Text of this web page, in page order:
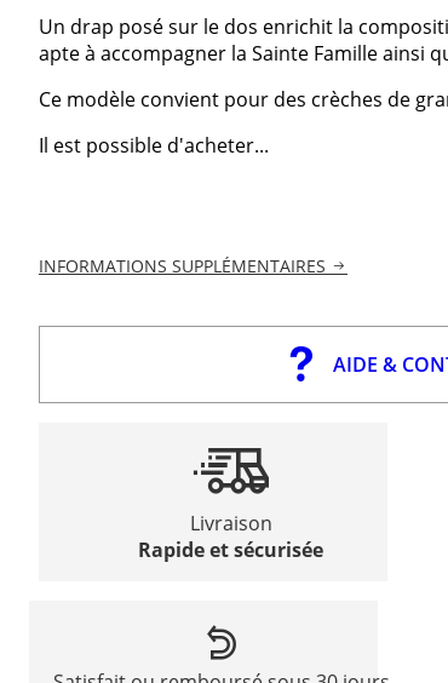
Un drap posé sur le dos enrichit la
apte à accompagner la Sainte Famille ainsi
Ce modèle convient pour des crèches de
Il est possible d'acheter...
INFORMATIONS SUPPLÉMENTAIRES
AIDE &
Livraison
Rapide et sécurisée